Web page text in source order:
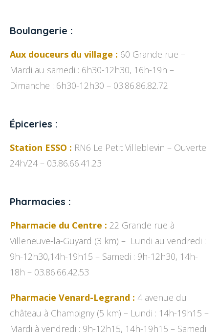
Boulangerie :
Aux douceurs du village : 60 Grande rue –
Mardi au samedi : 6h30-12h30, 16h-19h –
Dimanche : 6h30-12h30 – 03.86.86.82.72
Épiceries :
Station ESSO : RN6 Le Petit Villeblevin – Ouverte
24h/24 – 03.86.66.41.23
Pharmacies :
Pharmacie du Centre : 22 Grande rue à
Villeneuve-la-Guyard (3 km) – Lundi au vendredi :
9h-12h30,14h-19h15 – Samedi : 9h-12h30, 14h-
18h – 03.86.66.42.53
Pharmacie Venard-Legrand : 4 avenue du
château à Champigny (5 km) – Lundi : 14h-19h15 –
Mardi à vendredi : 9h-12h15, 14h-19h15 – Samedi